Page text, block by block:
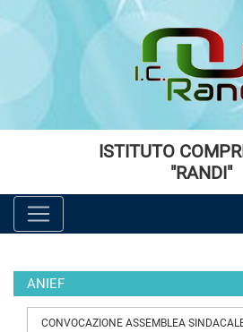
Vai al menù principale
Vai al menù secondario
ISTITUTO
"RANDI"
ANIEF
CONVOCAZIONE ASSEMBLEA